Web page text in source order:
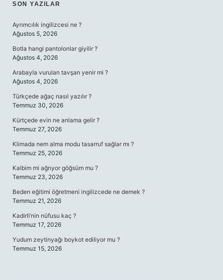
SIDEBAR
SON YAZILAR
Ayrımcılık ingilizcesi ne ?
Ağustos 5, 2026
Botla hangi pantolonlar giyilir ?
Ağustos 4, 2026
Arabayla vurulan tavşan yenir mi ?
Ağustos 4, 2026
Türkçede ağaç nasıl yazılır ?
Temmuz 30, 2026
Kürtçede evin ne anlama gelir ?
Temmuz 27, 2026
Klimada nem alma modu tasarruf sağlar mı ?
Temmuz 25, 2026
Kalbim mi ağrıyor göğsüm mu ?
Temmuz 23, 2026
Beden eğitimi öğretmeni ingilizcede ne demek ?
Temmuz 21, 2026
Kadirli’nin nüfusu kaç ?
Temmuz 17, 2026
Yudum zeytinyağı boykot ediliyor mu ?
Temmuz 15, 2026